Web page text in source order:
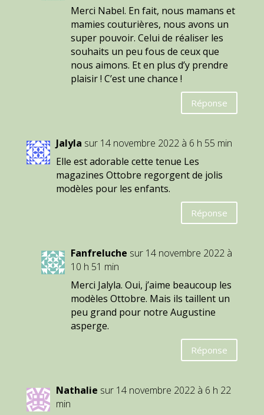
Merci Nabel. En fait, nous mamans et
mamies couturières, nous avons un
super pouvoir. Celui de réaliser les
souhaits un peu fous de ceux que
nous aimons. Et en plus d’y prendre
plaisir ! C’est une chance !
Réponse
Jalyla sur 14 novembre 2022 à 6 h 55 min
Elle est adorable cette tenue Les
magazines Ottobre regorgent de jolis
modèles pour les enfants.
Réponse
Fanfreluche sur 14 novembre 2022 à
10 h 51 min
Merci Jalyla. Oui, j’aime beaucoup les
modèles Ottobre. Mais ils taillent un
peu grand pour notre Augustine
asperge.
Réponse
Nathalie sur 14 novembre 2022 à 6 h 22
min